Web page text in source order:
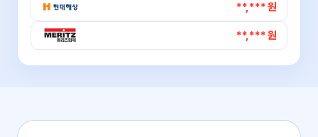
**,*** 원
**,*** 원